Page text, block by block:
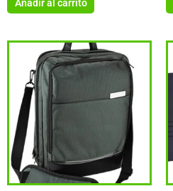
Añadir al carrito